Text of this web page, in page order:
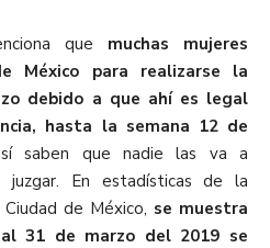
que muchas mujeres
México para realizarse la
debido a que ahí es legal
hasta la semana 12 de
saben que nadie las va a
juzgar. En estadísticas de la
de México, se muestra
31 de marzo del 2019 se